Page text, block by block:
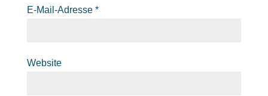
E-Mail-Adresse *
Website